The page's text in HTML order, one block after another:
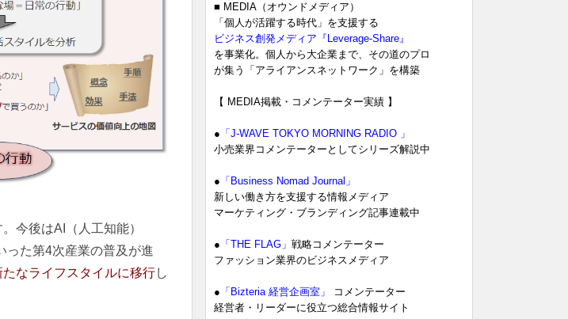
今後はAI（人工知能）
った第4次産業の普及が進
なライフスタイルに移行し
■ MEDIA（オウンドメディア）
「個人が活躍する時代」を支援する
ビジネス創発メディア『Leverage-Share』
を事業化。個人から大企業まで、その道のプロ
が集う「アライアンスネットワーク」を構築
【 MEDIA掲載・コメンテーター実績 】
● 「J-WAVE TOKYO MORNING RADIO 」
小売業界コメンテーターとしてシリーズ解説中
● 「Business Nomad Journal」
新しい働き方を支援する情報メディア
マーケティング・ブランディング記事連載中
● 「THE FLAG」 戦略コメンテーター
ファッション業界のビジネスメディア
● 「Bizteria 経営企画室」
コメンテーター
経営者・リーダーに役立つ総合情報サイト